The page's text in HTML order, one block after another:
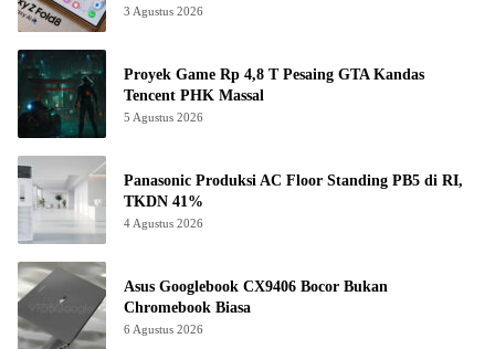
3 Agustus 2026
Proyek Game Rp 4,8 T Pesaing GTA Kandas
Tencent PHK Massal
5 Agustus 2026
Panasonic Produksi AC Floor Standing PB5 di RI,
TKDN 41%
4 Agustus 2026
Asus Googlebook CX9406 Bocor Bukan
Chromebook Biasa
6 Agustus 2026